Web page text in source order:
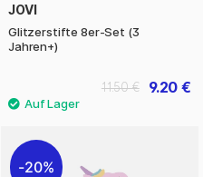
JOVI
Glitzerstifte 8er-Set (3
Jahren+)
9.20 €
11.50 €
20%